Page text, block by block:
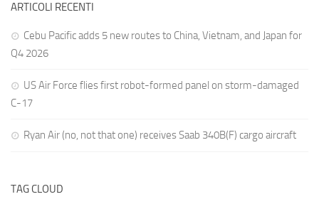
ARTICOLI RECENTI
Cebu Pacific adds 5 new routes to China, Vietnam, and Japan for
Q4 2026
US Air Force flies first robot-formed panel on storm-damaged
C-17
Ryan Air (no, not that one) receives Saab 340B(F) cargo aircraft
TAG CLOUD